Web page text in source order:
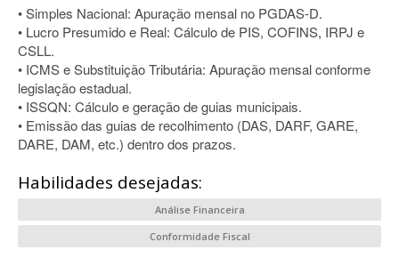
• Simples Nacional: Apuração mensal no PGDAS-D.
• Lucro Presumido e Real: Cálculo de PIS, COFINS, IRPJ e
CSLL.
• ICMS e Substituição Tributária: Apuração mensal conforme
legislação estadual.
• ISSQN: Cálculo e geração de guias municipais.
• Emissão das guias de recolhimento (DAS, DARF, GARE,
DARE, DAM, etc.) dentro dos prazos.
Habilidades desejadas:
Análise Financeira
Conformidade Fiscal